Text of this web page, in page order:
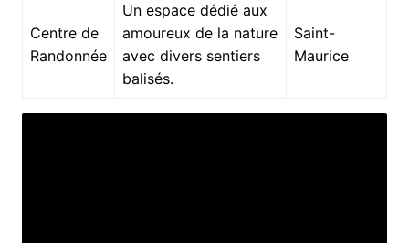
Centre de
Randonnée
Un espace dédié aux
amoureux de la nature
avec divers sentiers
balisés.
Saint-
Maurice